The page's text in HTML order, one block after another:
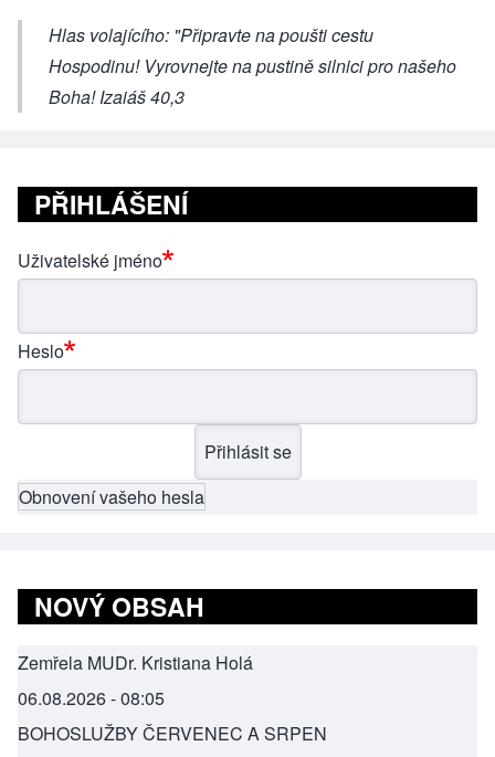
Hlas volajícího: "Připravte na poušti cestu
Hospodinu! Vyrovnejte na pustině silnici pro našeho
Boha! Izaiáš 40,3
PŘIHLÁŠENÍ
Uživatelské jméno
Heslo
Obnovení vašeho hesla
NOVÝ OBSAH
Zemřela MUDr. Kristiana Holá
06.08.2026 - 08:05
BOHOSLUŽBY ČERVENEC A SRPEN